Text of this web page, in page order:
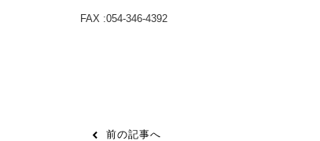
FAX :054-346-4392
前の記事へ